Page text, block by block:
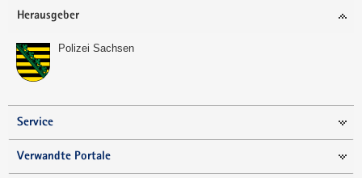
Footer-
Herausgeber
Polizei Sachsen
Service
Verwandte Portale